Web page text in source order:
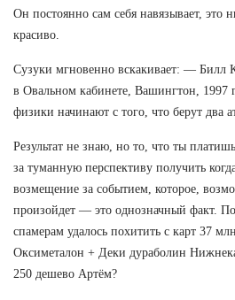
Он постоянно сам себя навязывает, это
красиво.
Сузуки мгновенно вскакивает: — Билл
в Овальном кабинете, Вашингтон, 1997
физики начинают с того, что берут два
Результат не знаю, но то, что ты
за туманную перспективу получить
возмещение за событием, которое,
произойдет — это однозначный факт.
спамерам удалось похитить с карт 37
Оксиметалон + Деки дураболин
250 дешево Артём?